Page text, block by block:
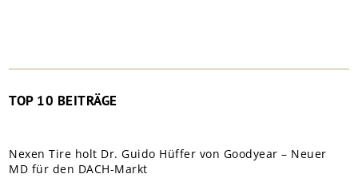
TOP 10 BEITRÄGE
Nexen Tire holt Dr. Guido Hüffer von Goodyear – Neuer
MD für den DACH-Markt